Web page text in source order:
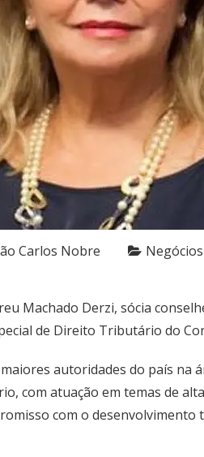
Carlos Nobre Negócios
Machado Derzi, sócia
de Direito Tributário do
autoridades do país
com atuação em temas de
com o desenvolvimento